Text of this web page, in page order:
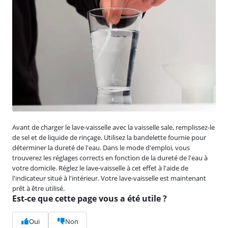
Avant de charger le lave-vaisselle avec la vaisselle sale, remplissez-le
de sel et de liquide de rinçage. Utilisez la bandelette fournie pour
déterminer la dureté de l'eau. Dans le mode d'emploi, vous
trouverez les réglages corrects en fonction de la dureté de l'eau à
votre domicile. Réglez le lave-vaisselle à cet effet à l'aide de
l'indicateur situé à l'intérieur. Votre lave-vaisselle est maintenant
prêt à être utilisé.
Est-ce que cette page vous a été utile ?
Oui Non